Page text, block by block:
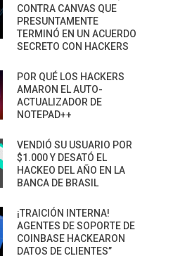
CONTRA CANVAS QUE
PRESUNTAMENTE
TERMINÓ EN UN ACUERDO
SECRETO CON HACKERS
POR QUÉ LOS HACKERS
AMARON EL AUTO-
ACTUALIZADOR DE
NOTEPAD++
VENDIÓ SU USUARIO POR
$1.000 Y DESATÓ EL
HACKEO DEL AÑO EN LA
BANCA DE BRASIL
¡TRAICIÓN INTERNA!
AGENTES DE SOPORTE DE
COINBASE HACKEARON
DATOS DE CLIENTES”